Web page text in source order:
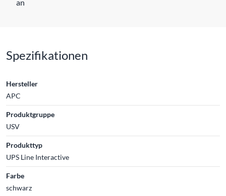
an
Spezifikationen
Hersteller
APC
Produktgruppe
USV
Produkttyp
UPS Line Interactive
Farbe
schwarz